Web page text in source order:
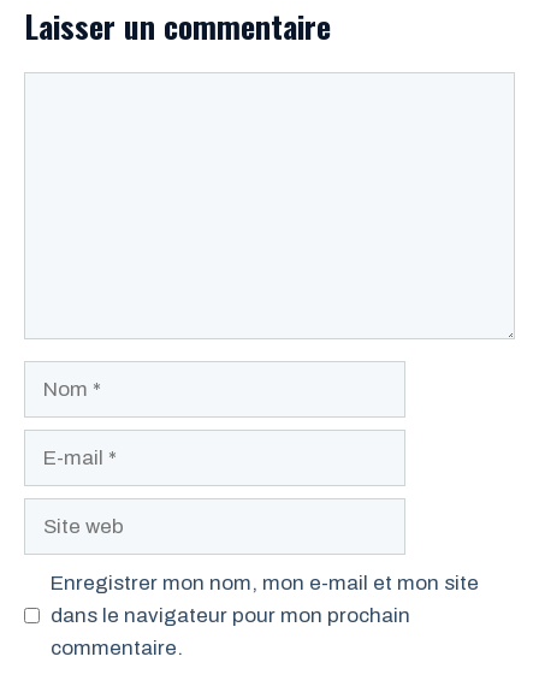
Laisser un commentaire
Enregistrer mon nom, mon e-mail et mon site
dans le navigateur pour mon prochain
commentaire.